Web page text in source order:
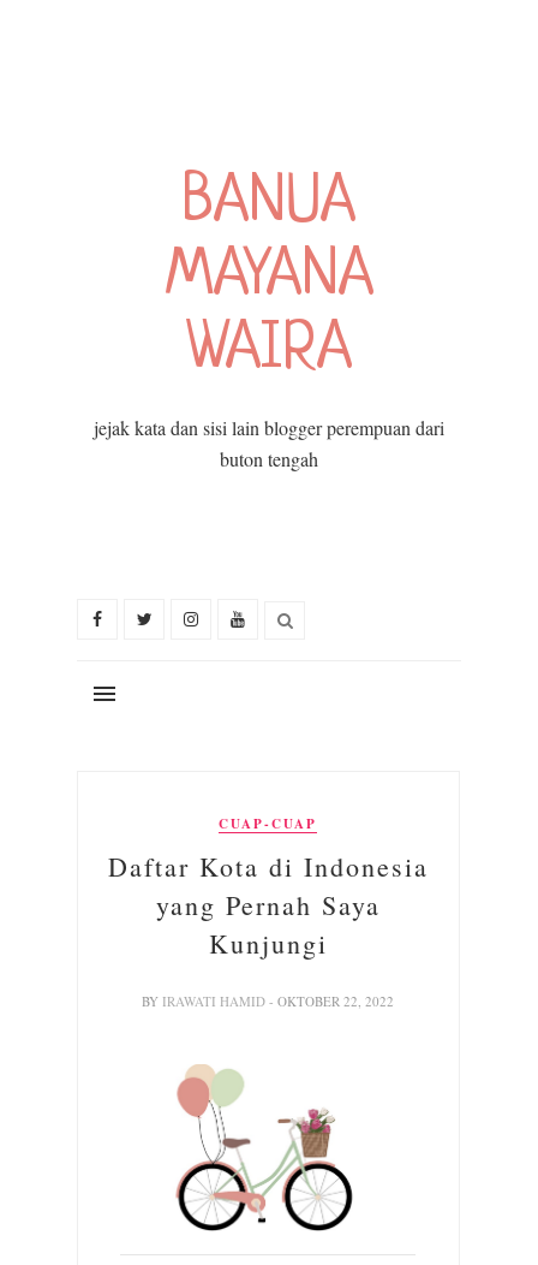
BANUA
MAYANA
WAIRA
jejak kata dan sisi lain blogger perempuan dari
buton tengah
CUAP-CUAP
Daftar Kota di Indonesia
yang Pernah Saya
Kunjungi
BY IRAWATI HAMID- OKTOBER 22, 2022